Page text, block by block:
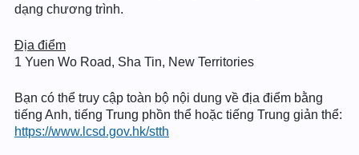
dạng chương trình.
Địa điểm
1 Yuen Wo Road, Sha Tin, New Territories
Bạn có thể truy cập toàn bộ nội dung về địa điểm bằng
tiếng Anh, tiếng Trung phồn thể hoặc tiếng Trung giản thể:
https://www.lcsd.gov.hk/stth